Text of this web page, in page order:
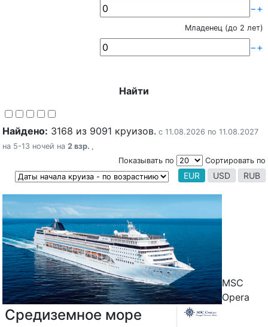
−+
Младенец (до 2 лет)
−+
Найти
Найдено: 3168 из 9091 круизов. с 11.08.2026 по 11.08.2027
на 5-13 ночей на 2 взр. ,
Показывать по
Сортировать по
EUR USD RUB
MSC
Opera
Средиземное море